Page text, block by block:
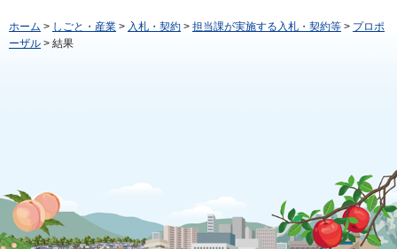
ホーム > しごと・産業 > 入札・契約 > 担当課が実施する入札・契約等 > プロポ
ーザル > 結果